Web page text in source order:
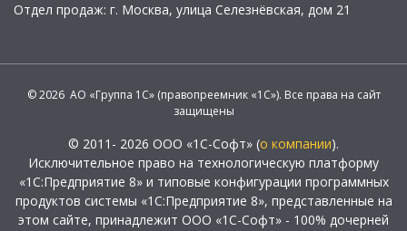
Отдел продаж: г. Москва, улица Селезнёвская, дом 21
© 2026 АО «Группа 1С» (правопреемник «1С»). Все права на сайт
защищены
© 2011- 2026 ООО «1С-Софт» (о компании).
Исключительное право на технологическую платформу
«1С:Предприятие 8» и типовые конфигурации программных
продуктов системы «1С:Предприятие 8», представленные на
этом сайте, принадлежит ООО «1С-Софт» - 100% дочерней